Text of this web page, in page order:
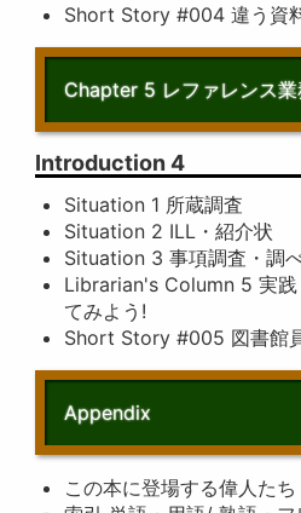
Short Story #004 違う資
Chapter 5 レファレンス業
Introduction 4
Situation 1 所蔵調査
Situation 2 ILL・紹介状
Situation 3 事項調査・調
Librarian's Column 5 実践
てみよう!
Short Story #005 図書館
Appendix
この本に登場する偉人たち